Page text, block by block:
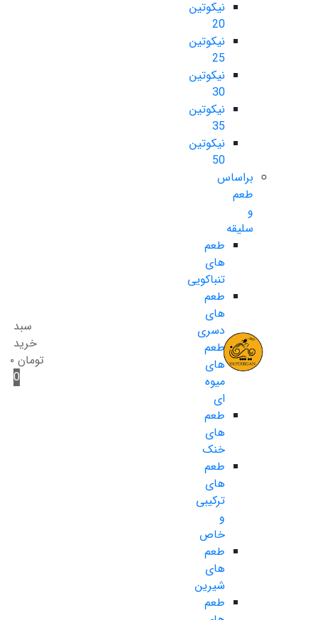
نیکوتین
20
نیکوتین
25
نیکوتین
30
نیکوتین
35
نیکوتین
50
براساس
طعم
و
سلیقه
طعم
های
تنباکویی
طعم
های
دسری
طعم
های
میوه
ای
طعم
های
خنک
طعم
های
ترکیبی
و
خاص
طعم
های
شیرین
طعم
سبد
خرید
تومان ۰
0